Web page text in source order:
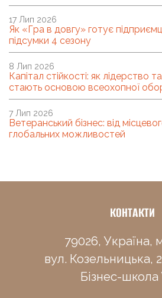
Як «Гра в довгу» готує
підсумки 4 сезону
17 Лип 2026
Капітал стійкості: як лідерство
стають основою всеохопної
8 Лип 2026
Ветеранський бізнес: від
глобальних можливостей
7 Лип 2026
КОНТАКТИ
79026, Україна,
вул. Козельницька,
Бізнес-